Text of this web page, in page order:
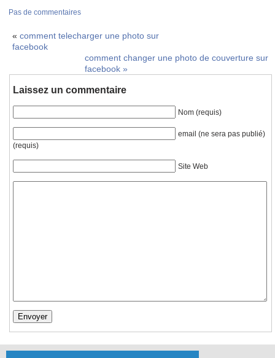
Pas de commentaires
« comment telecharger une photo sur
facebook
comment changer une photo de couverture sur
facebook »
Laissez un commentaire
Nom (requis)
email (ne sera pas publié)
(requis)
Site Web